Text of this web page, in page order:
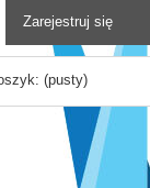
Zarejestruj się
(pusty)